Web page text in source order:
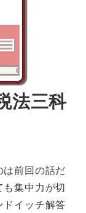
法三科
前回の話だ
集中力が切
イッチ解答